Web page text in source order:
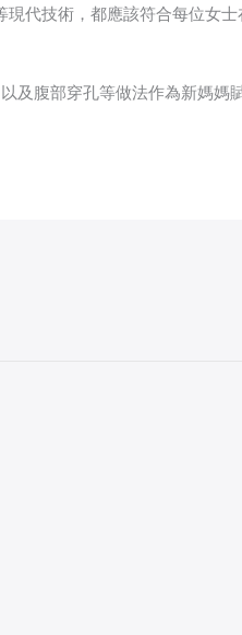
代技術，都應該符合每位女
及腹部穿孔等做法作為新媽媽